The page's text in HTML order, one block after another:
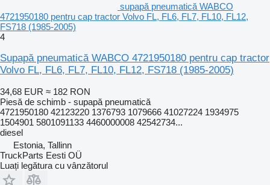
supapă pneumatică WABCO
4721950180 pentru cap tractor Volvo FL, FL6, FL7, FL10, FL12,
FS718 (1985-2005)
4
Supapă pneumatică WABCO 4721950180 pentru cap tractor
Volvo FL, FL6, FL7, FL10, FL12, FS718 (1985-2005)
34,68 EUR ≈ 182 RON
Piesă de schimb - supapă pneumatică
4721950180 42123220 1376793 1079666 41027224 1934975
1504901 5801091133 4460000008 42542734...
diesel
Estonia, Tallinn
TruckParts Eesti OÜ
Luați legătura cu vânzătorul